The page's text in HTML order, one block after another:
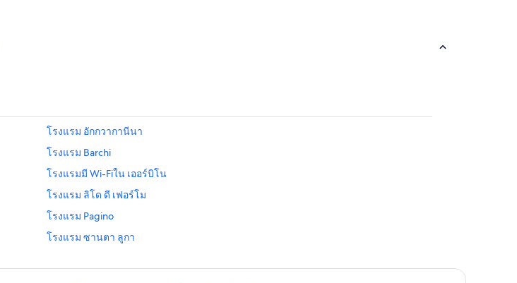
โรงแรม อักกวากานีนา
โรงแรม Barchi
โรงแรมมี Wi-Fiใน เออร์บิโน
โรงแรม ลิโด ดี เฟอร์โม
โรงแรม Pagino
โรงแรม ซานตา ลูกา